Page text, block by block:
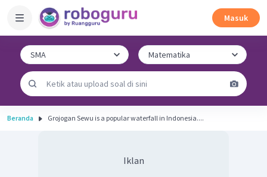
Masuk
Beranda Grojogan Sewu is a popular waterfall in Indonesia....
Iklan